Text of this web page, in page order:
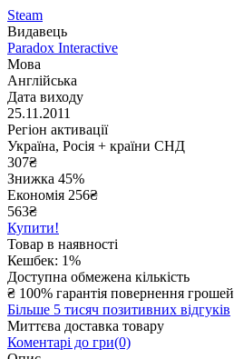
Steam
Видавець
Paradox Interactive
Мова
Англійська
Дата виходу
25.11.2011
Регіон активації
Україна, Росія + країни СНД
307₴
Знижка 45%
Економія 256₴
563₴
Купити!
Товар в наявності
Кешбек: 1%
Доступна обмежена кількість
₴ 100% гарантія повернення грошей
Більше 5 тисяч позитивних відгуків
Миттєва доставка товару
Коментарі до гри(0)